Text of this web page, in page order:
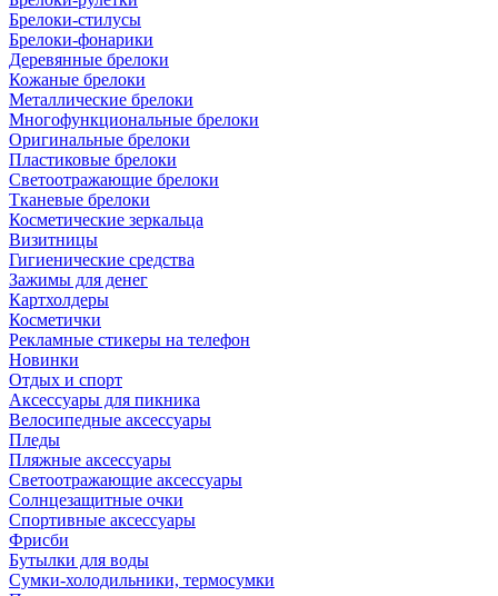
Брелоки-стилусы
Брелоки-фонарики
Деревянные брелоки
Кожаные брелоки
Металлические брелоки
Многофункциональные брелоки
Оригинальные брелоки
Пластиковые брелоки
Светоотражающие брелоки
Тканевые брелоки
Косметические зеркальца
Визитницы
Гигиенические средства
Зажимы для денег
Картхолдеры
Косметички
Рекламные стикеры на телефон
Новинки
Отдых и спорт
Аксессуары для пикника
Велосипедные аксессуары
Пледы
Пляжные аксессуары
Светоотражающие аксессуары
Солнцезащитные очки
Спортивные аксессуары
Фрисби
Бутылки для воды
Сумки-холодильники, термосумки